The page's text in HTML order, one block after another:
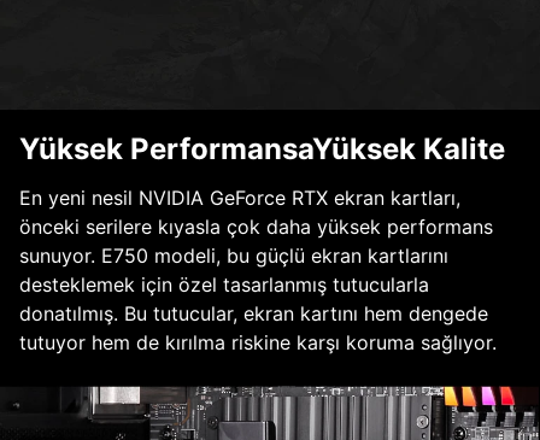
Yüksek PerformansaYüksek Kalite
En yeni nesil NVIDIA GeForce RTX ekran kartları,
önceki serilere kıyasla çok daha yüksek performans
sunuyor. E750 modeli, bu güçlü ekran kartlarını
desteklemek için özel tasarlanmış tutucularla
donatılmış. Bu tutucular, ekran kartını hem dengede
tutuyor hem de kırılma riskine karşı koruma sağlıyor.